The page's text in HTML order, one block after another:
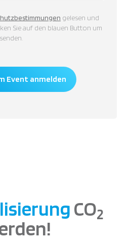
gelesen und
Sie auf den blauen Button um
Event anmelden
CO2